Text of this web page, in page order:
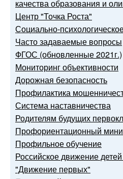
качества образования и
Центр "Точка Роста"
Социально-
Часто задаваемые вопросы
ФГОС (обновленные 2021г.)
Мониторинг объективности
Дорожная безопасность
Профилактика
Система наставничества
Родителям будущих
Профориентационный
Профильное обучение
Российское движение
"Движение первых"